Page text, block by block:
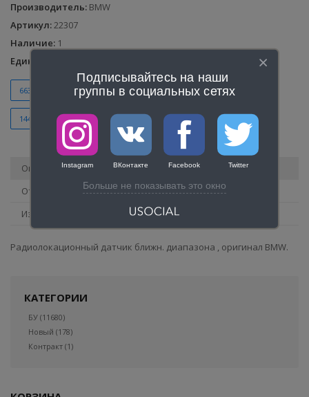
Производитель: BMW
Артикул:22307
Наличие: 1
Единица
66325A4DAA4 66325A60303 5A55119 28795012
14415010 66325A55119 5A4DAA4 5A60303
Описание
Отзывы
Изображения
Радиолокационный датчик ближн. диапазона , оригинал BMW.
КАТЕГОРИИ
БУ (11680)
Новый (178)
Контракт (1)
Подписывайтесь на наши
группы в социальных сетях
Instagram ВКонтакте Facebook Twitter
Больше не показывать это окно